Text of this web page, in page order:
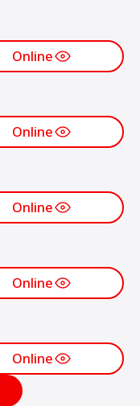
Online
Online
Online
Online
Online